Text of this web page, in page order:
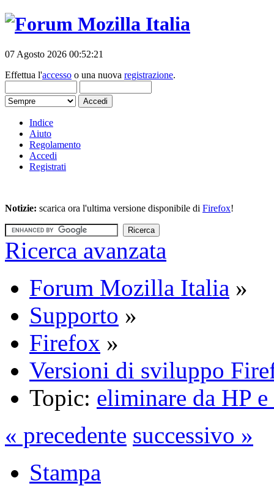
07 Agosto 2026 00:52:21
Effettua l'accesso o una nuova registrazione.
Indice
Aiuto
Regolamento
Accedi
Registrati
Notizie: scarica ora l'ultima versione disponibile di Firefox!
Ricerca avanzata
Forum Mozilla Italia »
Supporto »
Firefox »
Versioni di sviluppo
Topic: eliminare da HP
« precedente successivo »
Stampa